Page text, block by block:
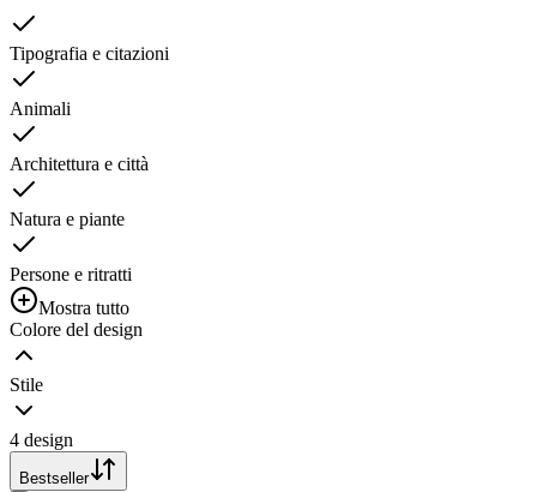
Tipografia e citazioni
Animali
Architettura e città
Natura e piante
Persone e ritratti
Mostra tutto
Colore del design
Stile
4 design
Bestseller